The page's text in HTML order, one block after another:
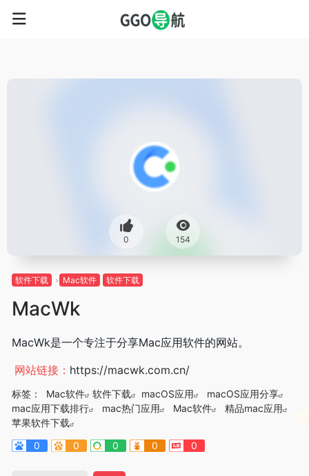
0 154
软件下载 Mac软件 软件下载
MacWk
MacWk是一个专注于分享Mac应用软件的网站。
网站链接： https://macwk.com.cn/
标签： Mac软件 软件下载 macOS应用
macOS应用分享
mac应用下载排行
mac热门应用 Mac软件
精品mac应用
苹果软件下载
0
0 0 0 0